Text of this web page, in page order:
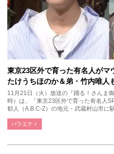
東京23区外で育った有名人がマ
たけうちほのか＆弟・竹内唯人
11月21日（火）放送の『踊る！さんま
時）は、「東京23区外で育った有名人
郁人（A.B.C-Z）の地元・武蔵村山市に
バラエティ